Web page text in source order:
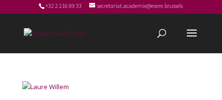
+32 2 216 89 33 secretariat.academie@evere.brussels